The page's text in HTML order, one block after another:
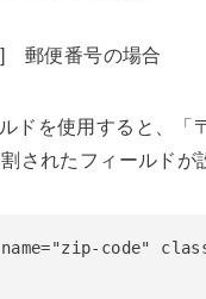
郵便番号の場合
ドを使用すると、「
されたフィールドが
name="zip-code"